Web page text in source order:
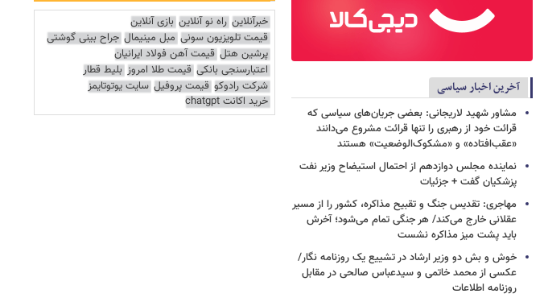
آخرین اخبار سیاسی
مشاور شهید لاریجانی: بعضی جریان‌های سیاسی که
قرائت خود از رهبری را تنها قرائت مشروع می‌دانند
«عقب‌افتاده» و «مشکوک‌الوضعیت» هستند
نماینده مجلس دوازدهم از احتمال استیضاح وزیر نفت
پزشکیان گفت + جزئیات
مهاجری: تقدیس جنگ و تقبیح مذاکره، کشور را از مسیر
عقلانی خارج می‌کند/ هر جنگی تمام می‌شود؛ آخرش
باید پشت میز مذاکره نشست
خوش و بش دو وزیر ارشاد در تشییع یک روزنامه نگار/
عکسی از محمد خاتمی و سیدعباس صالحی در مقابل
روزنامه اطلاعات
خبرآنلاین راه نو آنلاین بازی آنلاین
قیمت تلویزیون سونی مبل مینیمال جراح بینی گوشتی
پرشین هتل قیمت آهن فولاد ایرانیان
اعتبارسنجی بانکی قیمت طلا امروز بلیط قطار
شرکت رادوکو قیمت پروفیل سایت یوتوتایمز
خرید اکانت chatgpt